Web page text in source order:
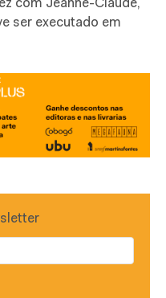
com Jeanne-Claude,
ser executado em